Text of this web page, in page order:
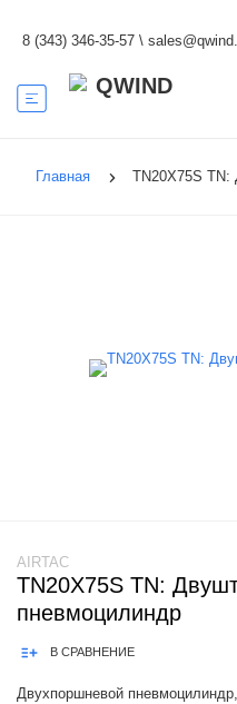
8 (343) 346-35-57 \
Главная TN20X75S TN:
AIRTAC
TN20X75S TN:
пневмоцилиндр
В СРАВНЕНИЕ
Двухпоршневой